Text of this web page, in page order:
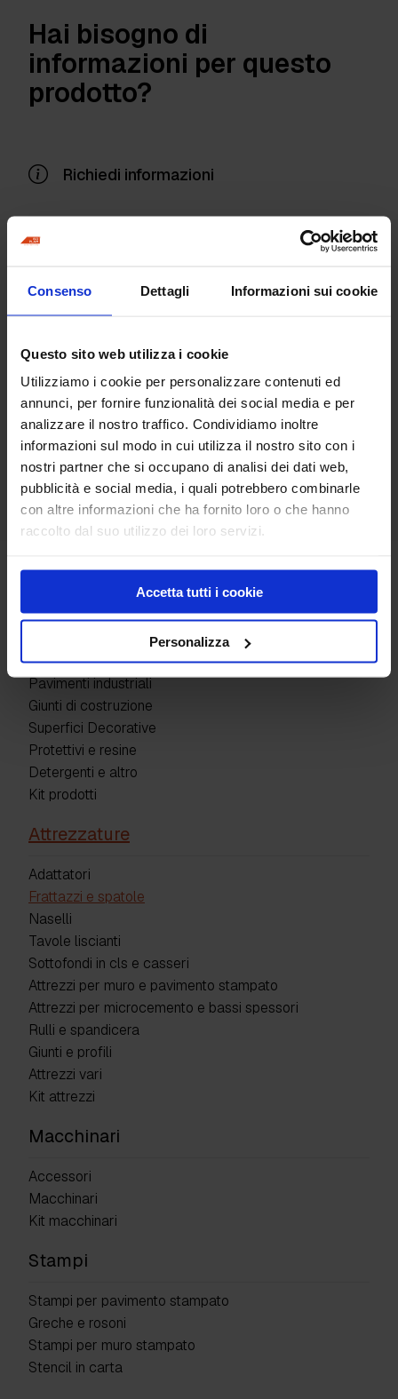
Consenso Dettagli Informazioni sui cookie
Questo sito web utilizza i cookie
Utilizziamo i cookie per personalizzare contenuti ed
annunci, per fornire funzionalità dei social media e per
analizzare il nostro traffico. Condividiamo inoltre
informazioni sul modo in cui utilizza il nostro sito con i
nostri partner che si occupano di analisi dei dati web,
pubblicità e social media, i quali potrebbero combinarle
con altre informazioni che ha fornito loro o che hanno
raccolto dal suo utilizzo dei loro servizi.
Accetta tutti i cookie
Personalizza
Frattazzo Rub Brick
Frattone canna di bamboo
Pavimenti industriali
Giunti di costruzione
Superfici Decorative
Protettivi e resine
Detergenti e altro
Kit prodotti
Attrezzature
Adattatori
Frattazzi e spatole
Naselli
Tavole liscianti
Sottofondi in cls e casseri
Attrezzi per muro e pavimento stampato
Attrezzi per microcemento e bassi spessori
Rulli e spandicera
Giunti e profili
Attrezzi vari
Kit attrezzi
Macchinari
Accessori
Macchinari
Kit macchinari
Stampi
Stampi per pavimento stampato
Greche e rosoni
Stampi per muro stampato
Stencil in carta
Hai bisogno di
informazioni per questo
prodotto?
Richiedi informazioni
Prodotti correlati
Frattone canna di
bamboo